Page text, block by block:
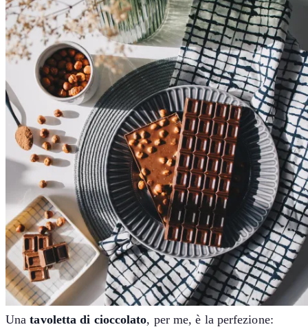
Unatavoletta di cioccolato, per me, è la perfezione: